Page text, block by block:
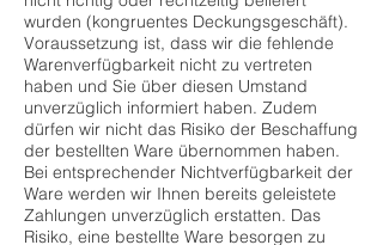
wurden (kongruentes Deckungsgeschäft).
Voraussetzung ist, dass wir die fehlende
Warenverfügbarkeit nicht zu vertreten
haben und Sie über diesen Umstand
unverzüglich informiert haben. Zudem
dürfen wir nicht das Risiko der Beschaffung
der bestellten Ware übernommen haben.
Bei entsprechender Nichtverfügbarkeit der
Ware werden wir Ihnen bereits geleistete
Zahlungen unverzüglich erstatten. Das
Risiko, eine bestellte Ware besorgen zu